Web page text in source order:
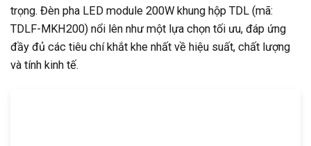
trọng. Đèn pha LED module 200W khung hộp TDL (mã:
TDLF-MKH200) nổi lên như một lựa chọn tối ưu, đáp ứng
đầy đủ các tiêu chí khắt khe nhất về hiệu suất, chất lượng
và tính kinh tế.